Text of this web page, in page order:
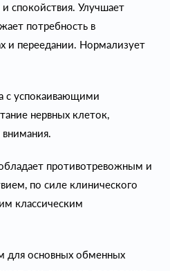
спокойствия. Улучшает
потребность в
и переедании. Нормализует
с успокаивающими
нервных клеток,
противотревожным и
по силе клинического
классическим
основных обменных